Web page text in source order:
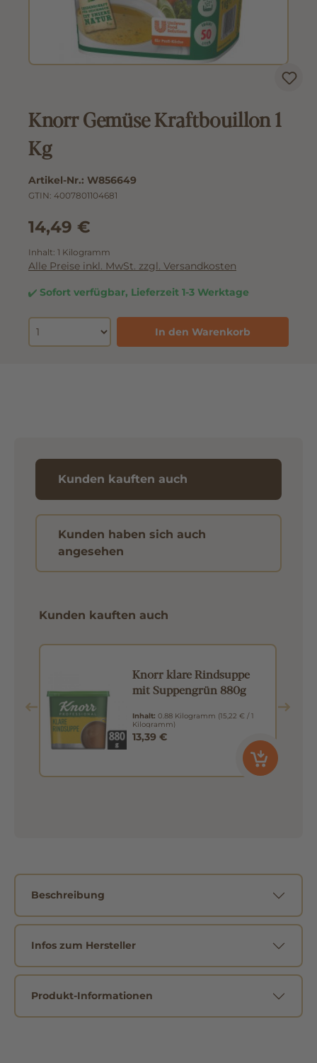
Knorr Gemüse Kraftbouillon 1
Kg
Artikel-Nr.: W856649
GTIN: 4007801104681
14,49 €
Inhalt: 1 Kilogramm
Alle Preise inkl. MwSt. zzgl. Versandkosten
Sofort verfügbar, Lieferzeit 1-3 Werktage
In den Warenkorb
Kunden kauften auch
Kunden haben sich auch
angesehen
Kunden kauften auch
Knorr klare Rindsuppe
mit Suppengrün 880g
Inhalt: 0.88 Kilogramm (15,22 € / 1
Kilogramm)
13,39 €
Beschreibung
Infos zum Hersteller
Produkt-Informationen